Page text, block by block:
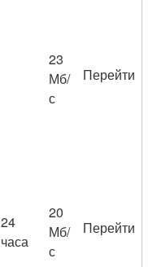
23
Мб/
с
Перейти
24
часа
20
Мб/
с
Перейти